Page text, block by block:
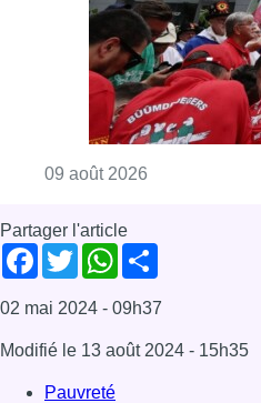
02 mai 2024- 09h37
13 août 2024- 15h35
Pauvreté
Quentin Libotte
Bonjour Bruxelles
News
Offres d’emploi